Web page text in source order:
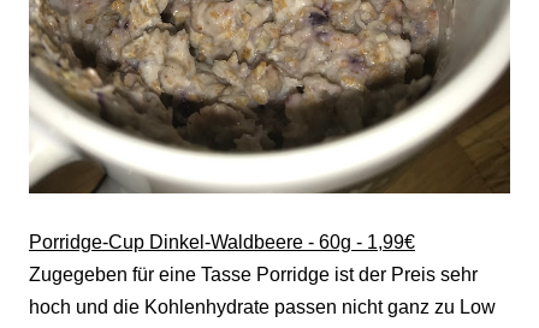
Porridge-Cup Dinkel-Waldbeere - 60g - 1,99€
Zugegeben für eine Tasse Porridge ist der Preis sehr
hoch und die Kohlenhydrate passen nicht ganz zu Low